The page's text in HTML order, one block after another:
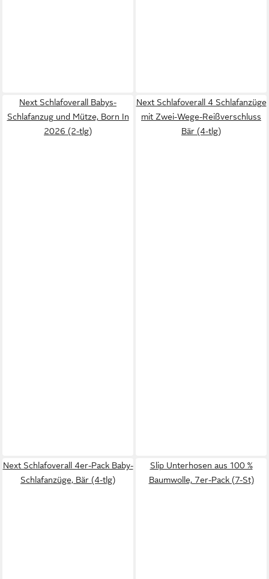
Next Schlafoverall Babys-
Schlafanzug und Mütze, Born In
2026 (2-tlg)
Next Schlafoverall 4 Schlafanzüge
mit Zwei-Wege-Reißverschluss
Bär (4-tlg)
Next Schlafoverall 4er-Pack Baby-
Schlafanzüge, Bär (4-tlg)
Slip Unterhosen aus 100 %
Baumwolle, 7er-Pack (7-St)